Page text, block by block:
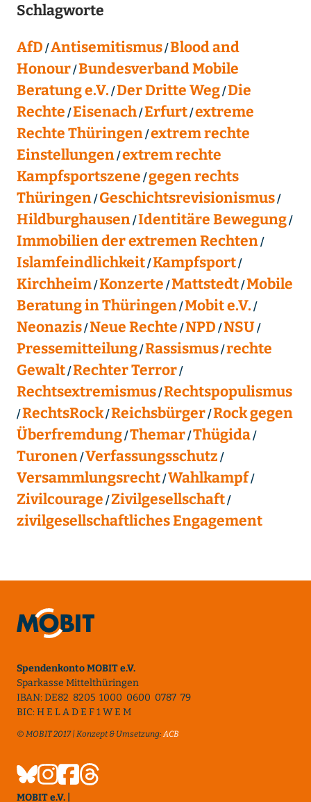
Schlagworte
AfD Antisemitismus Blood and
Honour Bundesverband Mobile
Beratung e.V. Der Dritte Weg Die
Rechte Eisenach Erfurt extreme
Rechte Thüringen extrem rechte
Einstellungen extrem rechte
Kampfsportszene gegen rechts
Thüringen Geschichtsrevisionismus
Hildburghausen Identitäre Bewegung
Immobilien der extremen Rechten
Islamfeindlichkeit Kampfsport
Kirchheim Konzerte Mattstedt Mobile
Beratung in Thüringen Mobit e.V.
Neonazis Neue Rechte NPD NSU
Pressemitteilung Rassismus rechte
Gewalt Rechter Terror
Rechtsextremismus Rechtspopulismus
RechtsRock Reichsbürger Rock gegen
Überfremdung Themar Thügida
Turonen Verfassungsschutz
Versammlungsrecht Wahlkampf
Zivilcourage Zivilgesellschaft
zivilgesellschaftliches Engagement
Spendenkonto MOBIT e.V.
Sparkasse Mittelthüringen
IBAN: DE82 8205 1000 0600 0787 79
BIC: H E L A D E F 1 W E M
© MOBIT 2017 | Konzept & Umsetzung:ACB
MOBIT e.V. |